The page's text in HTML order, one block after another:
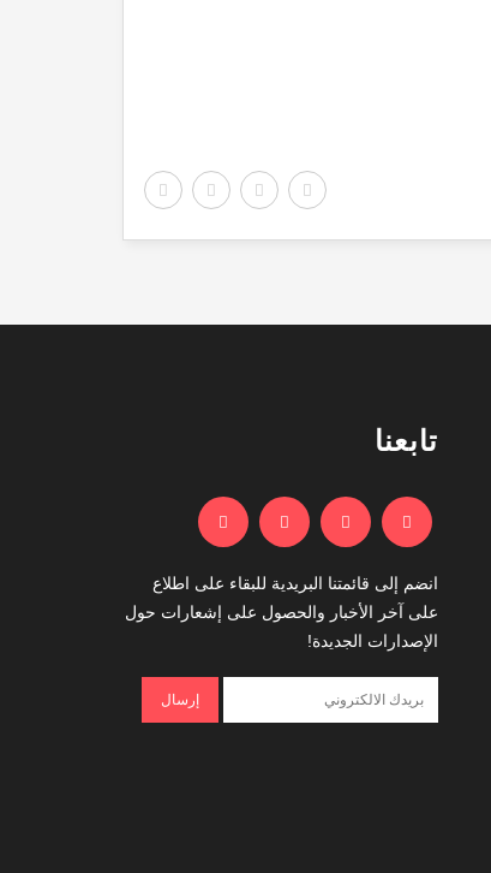
تابعنا
انضم إلى قائمتنا البريدية للبقاء على اطلاع
على آخر الأخبار والحصول على إشعارات حول
الإصدارات الجديدة!